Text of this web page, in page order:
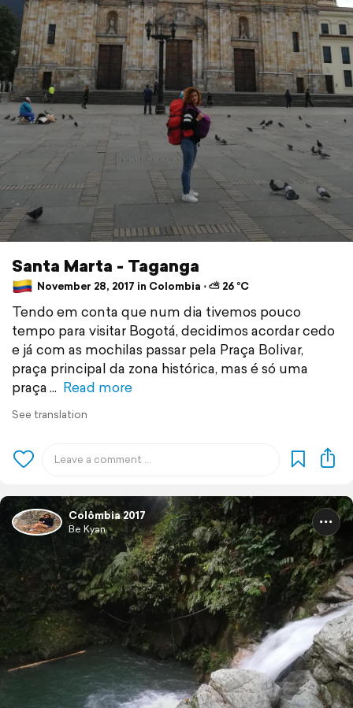
Santa Marta - Taganga
November 28, 2017 in Colombia ⋅ ⛅ 26 °C
Tendo em conta que num dia tivemos pouco
tempo para visitar Bogotá, decidimos acordar cedo
e já com as mochilas passar pela Praça Bolivar,
praça principal da zona histórica, mas é só uma
praça
Read more
See translation
Colômbia 2017
Be Kyan